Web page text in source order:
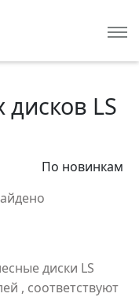
дисков LS
По новинкам
диски LS
, соответствуют